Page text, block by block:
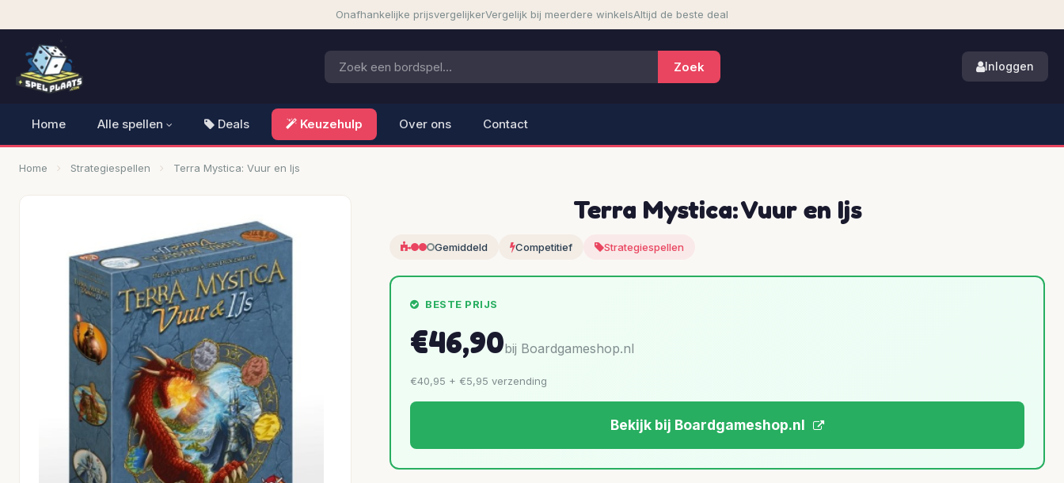
Onafhankelijke prijsvergelijkerVergelijk bij meerdere winkelsAltijd de beste deal
Inloggen
Home Alle spellen Deals Keuzehulp Over ons Contact
Home Strategiespellen Terra Mystica: Vuur en Ijs
Terra Mystica: Vuur en Ijs
Gemiddeld Competitief Strategiespellen
BESTE PRIJS
€46,90bij Boardgameshop.nl
€40,95 + €5,95 verzending
Bekijk bij Boardgameshop.nl